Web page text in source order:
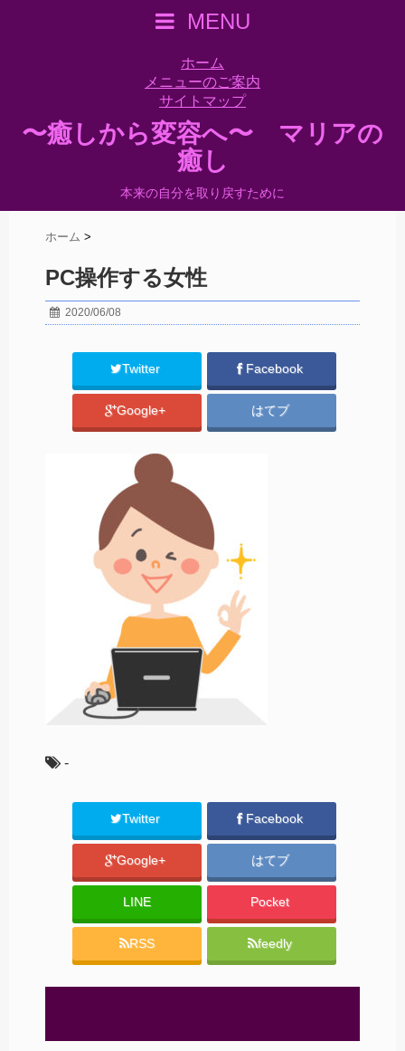
MENU
ホーム
メニューのご案内
サイトマップ
〜癒しから変容へ〜 マリアの
癒し
本来の自分を取り戻すために
ホーム >
PC操作する女性
2020/06/08
Twitter Facebook
Google+ はてブ
-
Twitter Facebook
Google+ はてブ
LINE Pocket
RSS feedly